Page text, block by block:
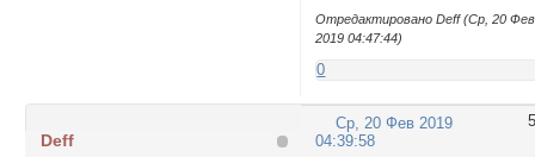
Отредактировано Deff (Ср, 20 Фев
2019 04:47:44)
0
5
Ср, 20 Фев 2019
04:39:58
Deff